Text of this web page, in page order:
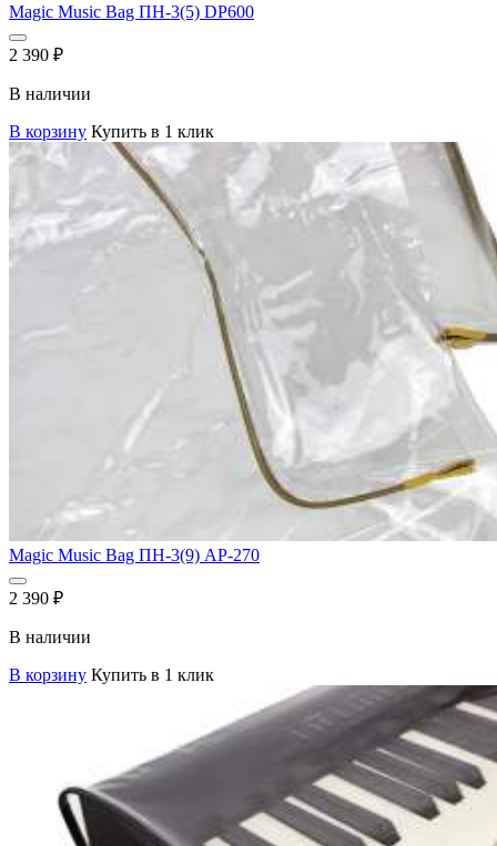
Magic Music Bag ПН-3(5) DP600
2 390 ₽
В наличии
В корзину Купить в 1 клик
Magic Music Bag ПН-3(9) AP-270
2 390 ₽
В наличии
В корзину Купить в 1 клик